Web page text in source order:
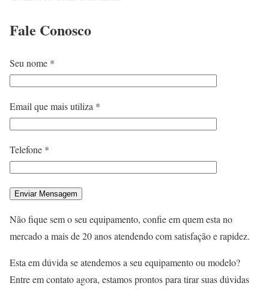
Fale Conosco
Seu nome *
Email que mais utiliza *
Telefone *
Não fique sem o seu equipamento, confie em quem esta no
mercado a mais de 20 anos atendendo com satisfação e rapidez.
Esta em dúvida se atendemos a seu equipamento ou modelo?
Entre em contato agora, estamos prontos para tirar suas dúvidas